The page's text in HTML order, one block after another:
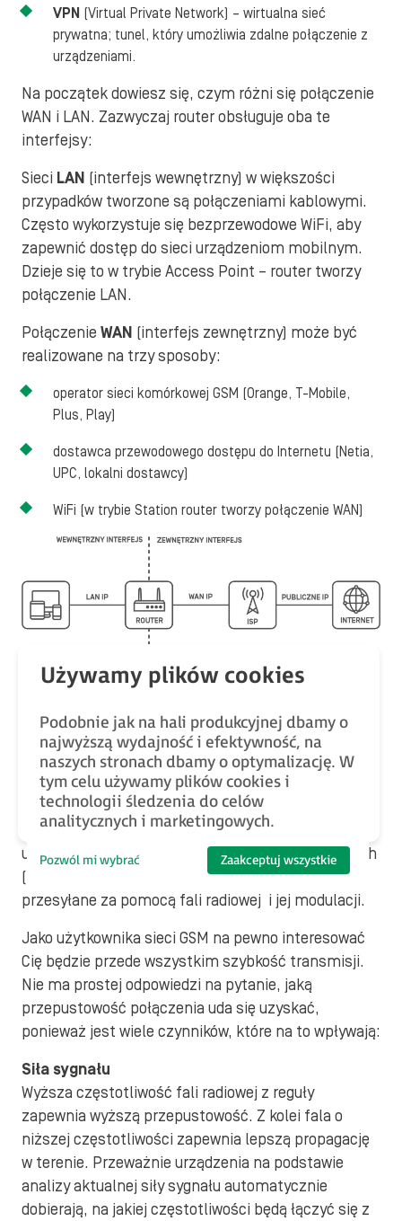
VPN (Virtual Private Network) – wirtualna sieć
prywatna; tunel, który umożliwia zdalne połączenie z
urządzeniami.
Na początek dowiesz się, czym różni się połączenie
WAN i LAN. Zazwyczaj router obsługuje oba te
interfejsy:
Sieci LAN (interfejs wewnętrzny) w większości
przypadków tworzone są połączeniami kablowymi.
Często wykorzystuje się bezprzewodowe WiFi, aby
zapewnić dostęp do sieci urządzeniom mobilnym.
Dzieje się to w trybie Access Point – router tworzy
połączenie LAN.
Połączenie WAN (interfejs zewnętrzny) może być
realizowane na trzy sposoby:
operator sieci komórkowej GSM (Orange, T-Mobile,
Plus, Play)
dostawca przewodowego dostępu do Internetu (Netia,
UPC, lokalni dostawcy)
WiFi (w trybie Station router tworzy połączenie WAN)
Interfejsy routerów Teltonika, Źródło: Mission Critical by
W kursie skupimy się wyłącznie na połączeniu do
Internetu za pomocą operatorów sieci komórkowej,
czyli tzw. ISP.
Operatorzy sieci komórkowej zapewniają
użytkownikom łączność za pomocą stacji bazowych
(BTS). Dane między BTS a urządzeniami GSM są
przesyłane za pomocą fali radiowej i jej modulacji.
Jako użytkownika sieci GSM na pewno interesować
Cię będzie przede wszystkim szybkość transmisji.
Nie ma prostej odpowiedzi na pytanie, jaką
przepustowość połączenia uda się uzyskać,
ponieważ jest wiele czynników, które na to wpływają:
Siła sygnału
Wyższa częstotliwość fali radiowej z reguły
zapewnia wyższą przepustowość. Z kolei fala o
niższej częstotliwości zapewnia lepszą propagację
w terenie. Przeważnie urządzenia na podstawie
analizy aktualnej siły sygnału automatycznie
dobierają, na jakiej częstotliwości będą łączyć się z
Podobnie jak na hali produkcyjnej dbamy o
najwyższą wydajność i efektywność, na
naszych stronach dbamy o optymalizację. W
tym celu używamy plików cookies i
technologii śledzenia do celów
analitycznych i marketingowych.
Pozwól mi wybrać Zaakceptuj wszystkie